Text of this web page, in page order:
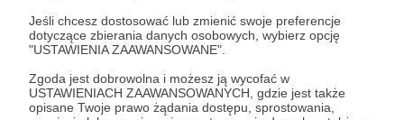
Jeśli chcesz dostosować lub zmienić swoje preferencje
dotyczące zbierania danych osobowych, wybierz opcję
"USTAWIENIA ZAAWANSOWANE".
Zgoda jest dobrowolna i możesz ją wycofać w
USTAWIENIACH ZAAWANSOWANYCH, gdzie jest także
opisane Twoje prawo żądania dostępu, sprostowania,